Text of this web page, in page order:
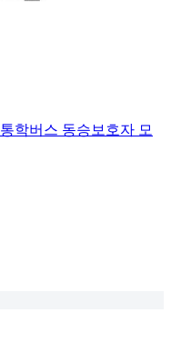
학버스 동승보호자 모